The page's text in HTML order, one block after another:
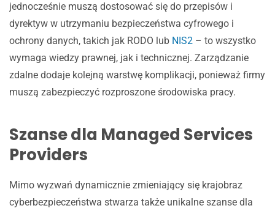
Platforma zarządzania sprzedażą i backupem
jednocześnie muszą dostosować się do przepisów i
dyrektyw w utrzymaniu bezpieczeństwa cyfrowego i
ochrony danych, takich jak RODO lub NIS2 – to wszystko
wymaga wiedzy prawnej, jak i technicznej. Zarządzanie
zdalne dodaje kolejną warstwę komplikacji, ponieważ firmy
muszą zabezpieczyć rozproszone środowiska pracy.
Szanse dla Managed Services
Providers
Mimo wyzwań dynamicznie zmieniający się krajobraz
cyberbezpieczeństwa stwarza także unikalne szanse dla